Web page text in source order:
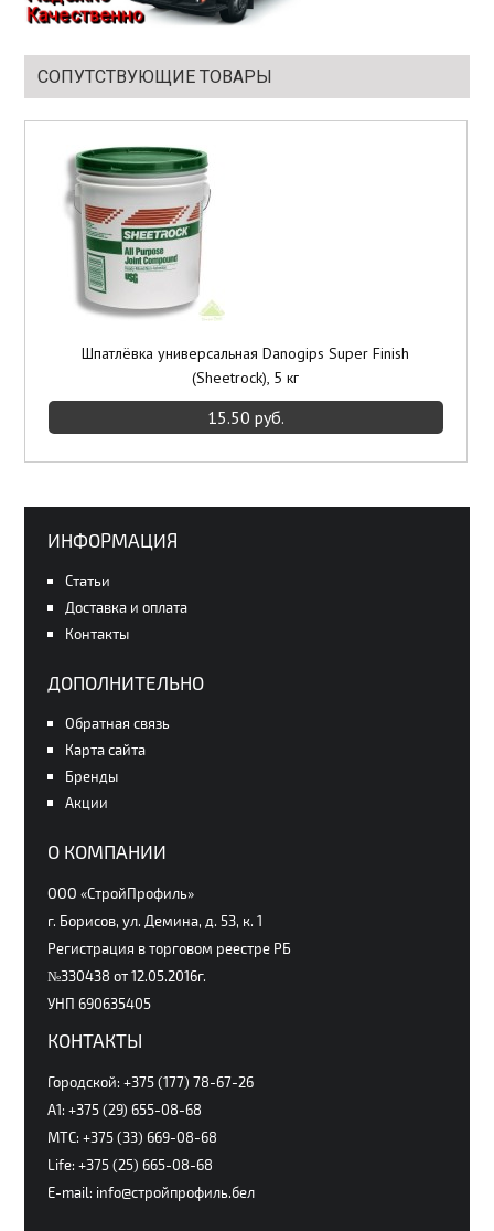
СОПУТСТВУЮЩИЕ ТОВАРЫ
Шпатлёвка универсальная Danogips Super Finish
(Sheetrock), 5 кг
15.50 руб.
ИНФОРМАЦИЯ
Статьи
Доставка и оплата
Контакты
ДОПОЛНИТЕЛЬНО
Обратная связь
Карта сайта
Бренды
Акции
О КОМПАНИИ
ООО «СтройПрофиль»
г. Борисов, ул. Демина, д. 53, к. 1
Регистрация в торговом реестре РБ
№330438 от 12.05.2016г.
УНП 690635405
КОНТАКТЫ
Городской: +375 (177) 78-67-26
А1: +375 (29) 655-08-68
МТС: +375 (33) 669-08-68
Life: +375 (25) 665-08-68
E-mail: info@стройпрофиль.бел